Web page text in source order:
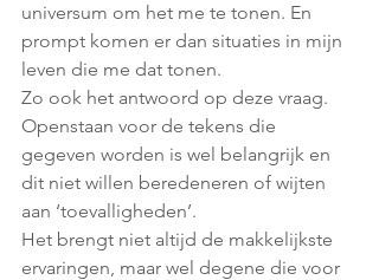
universum om het me te tonen. En
prompt komen er dan situaties in mijn
leven die me dat tonen.
Zo ook het antwoord op deze vraag.
Openstaan voor de tekens die
gegeven worden is wel belangrijk en
dit niet willen beredeneren of wijten
aan ‘toevalligheden’.
Het brengt niet altijd de makkelijkste
ervaringen, maar wel degene die voor